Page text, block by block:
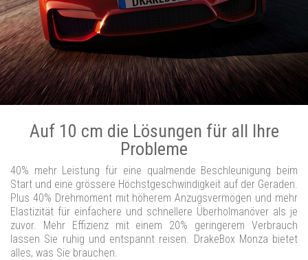
Auf 10 cm die Lösungen für all Ihre
Probleme
40% mehr Leistung für eine qualmende Beschleunigung beim
Start und eine grössere Höchstgeschwindigkeit auf der Geraden.
Plus 40% Drehmoment mit höherem Anzugsvermögen und mehr
Elastizität für einfachere und schnellere Überholmanöver als je
zuvor. Mehr Effizienz mit einem 20% geringerem Verbrauch
lassen Sie ruhig und entspannt reisen. DrakeBox Monza bietet
alles, was Sie brauchen.